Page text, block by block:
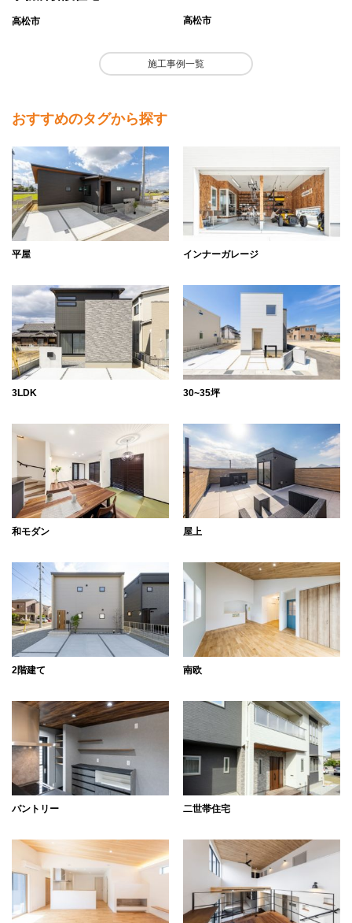
高松市 高松市
施工事例一覧
おすすめのタグから探す
平屋 インナーガレージ
3LDK 30~35坪
和モダン 屋上
2階建て 南欧
パントリー 二世帯住宅